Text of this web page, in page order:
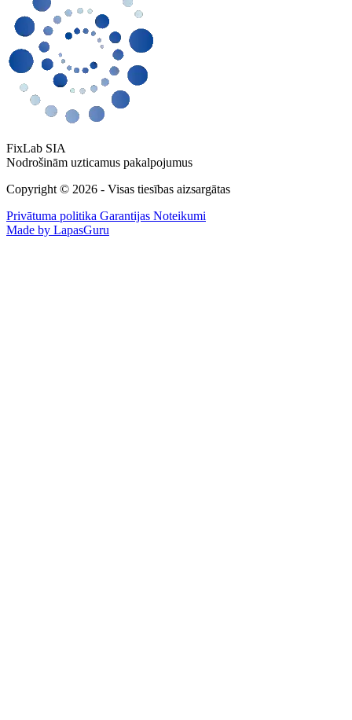
FixLab SIA
Nodrošinām uzticamus pakalpojumus
Copyright © 2026 - Visas tiesības aizsargātas
Privātuma politika Garantijas Noteikumi
Made by LapasGuru